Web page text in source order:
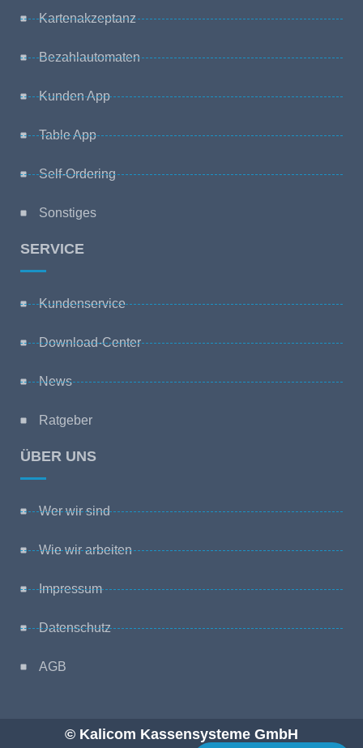
Kartenakzeptanz
Bezahlautomaten
Kunden App
Table App
Self-Ordering
Sonstiges
SERVICE
Kundenservice
Download-Center
News
Ratgeber
ÜBER UNS
Wer wir sind
Wie wir arbeiten
Impressum
Datenschutz
AGB
© Kalicom Kassensysteme GmbH